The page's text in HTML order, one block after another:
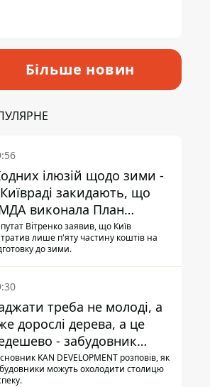
Більше новин
ілюзій щодо зими -
закидають, що
виконала План
на 20%
Вітренко заявив, що Київ
лише п'яту частину коштів на
до зими.
треба не молоді, а
дорослі дерева, а це
- забудовник
KAN DEVELOPMENT розповів, як
можуть охолодити столицю